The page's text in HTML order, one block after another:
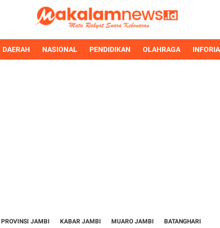
DAERAH NASIONAL PENDIDIKAN OLAHRAGA
PROVINSI JAMBI KABAR JAMBI MUARO JAMBI BATANGHARI